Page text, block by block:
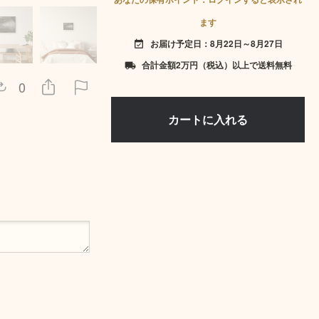
0
ます
event_available お届け予定日：8月22日～8月27日
local_shipping 合計金額2万円（税込）以上で送料無料